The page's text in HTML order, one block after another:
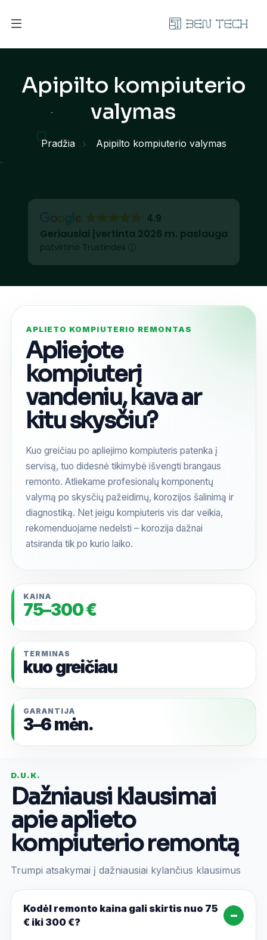
Apipilto kompiuterio
valymas
Pradžia Apipilto kompiuterio valymas
4.9
Geriausiai įvertinta 2026 m. paslauga
patvirtino Trustindex
APLIETO KOMPIUTERIO REMONTAS
Apliejote
kompiuterį
vandeniu, kava ar
kitu skysčiu?
Kuo greičiau po apliejimo kompiuteris patenka į
servisą, tuo didesnė tikimybė išvengti brangaus
remonto. Atliekame profesionalų komponentų
valymą po skysčių pažeidimų, korozijos šalinimą ir
diagnostiką. Net jeigu kompiuteris vis dar veikia,
rekomenduojame nedelsti – korozija dažnai
atsiranda tik po kurio laiko.
KAINA
75–300 €
TERMINAS
kuo greičiau
GARANTIJA
3–6 mėn.
D.U.K.
Dažniausi klausimai
apie aplieto
kompiuterio remontą
Trumpi atsakymai į dažniausiai kylančius klausimus
Kodėl remonto kaina gali skirtis nuo 75
€ iki 300 €?